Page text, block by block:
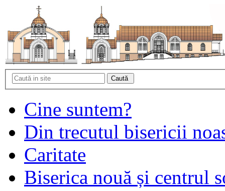
Cine suntem?
Din trecutul bisericii
Caritate
Biserica nouă și centrul